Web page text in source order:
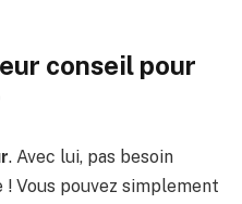
conseil pour
. Avec lui, pas besoin
! Vous pouvez simplement